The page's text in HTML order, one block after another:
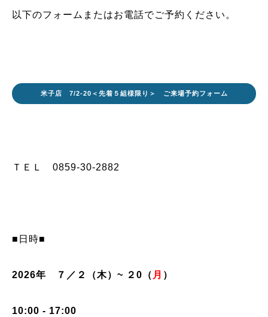
以下のフォームまたはお電話でご予約ください。
米子店 7/2-20＜先着５組様限り＞ ご来場予約フォーム
ＴＥＬ 0859-30-2882
■日時■
2026年 ７／２（木）~ ２0 （ 月 ）
10:00 - 17:00